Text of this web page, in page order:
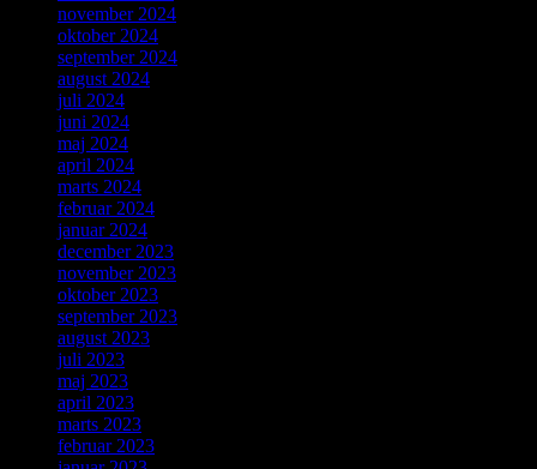
november 2024
oktober 2024
september 2024
august 2024
juli 2024
juni 2024
maj 2024
april 2024
marts 2024
februar 2024
januar 2024
december 2023
november 2023
oktober 2023
september 2023
august 2023
juli 2023
maj 2023
april 2023
marts 2023
februar 2023